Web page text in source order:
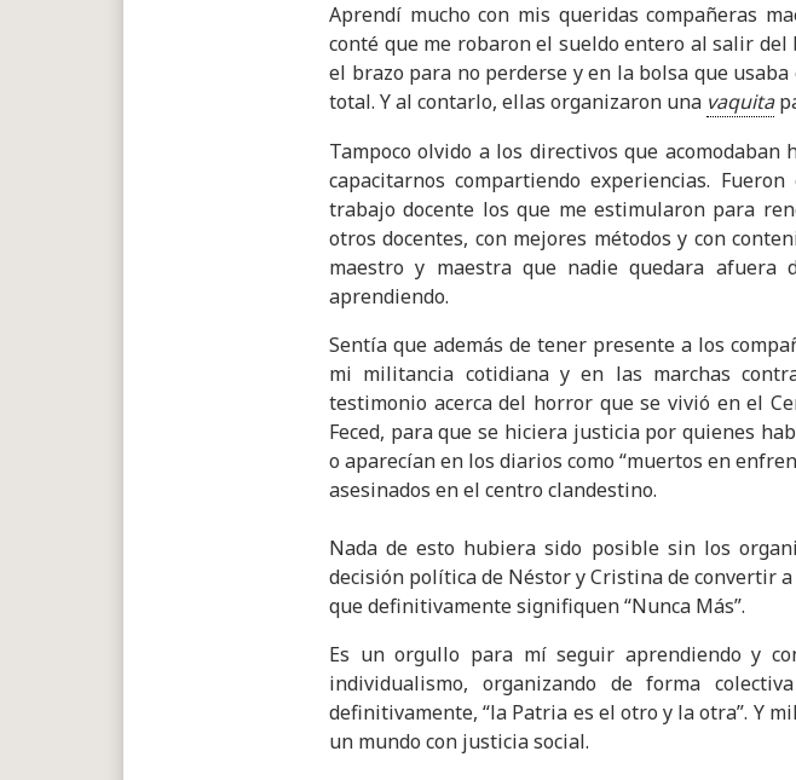
Aprendí mucho con mis queridas compañeras
conté que me robaron el sueldo entero al salir
el brazo para no perderse y en la bolsa que
total. Y al contarlo, ellas organizaron una vaquita
Tampoco olvido a los directivos que
capacitarnos compartiendo experiencias.
trabajo docente los que me estimularon para
otros docentes, con mejores métodos y con
maestro y maestra que nadie quedara
aprendiendo.
Sentía que además de tener presente a los
mi militancia cotidiana y en las marchas
testimonio acerca del horror que se vivió en el
Feced, para que se hiciera justicia por quienes
o aparecían en los diarios como “muertos en
asesinados en el centro clandestino.
Nada de esto hubiera sido posible sin los
decisión política de Néstor y Cristina de convertir
que definitivamente signifiquen “Nunca Más”.
Es un orgullo para mí seguir aprendiendo y
individualismo, organizando de forma
definitivamente, “la Patria es el otro y la otra”. Y
un mundo con justicia social.